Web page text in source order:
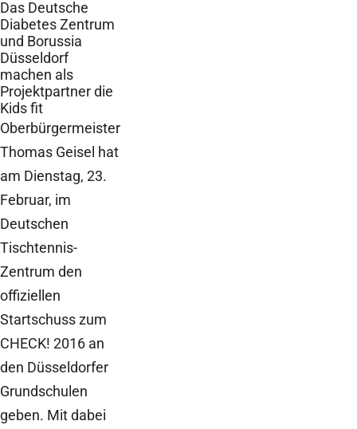
Das Deutsche
Diabetes Zentrum
und Borussia
Düsseldorf
machen als
Projektpartner die
Kids fit
Oberbürgermeister
Thomas Geisel hat
am Dienstag, 23.
Februar, im
Deutschen
Tischtennis-
Zentrum den
offiziellen
Startschuss zum
CHECK! 2016 an
den Düsseldorfer
Grundschulen
geben. Mit dabei